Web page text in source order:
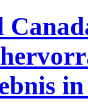
in